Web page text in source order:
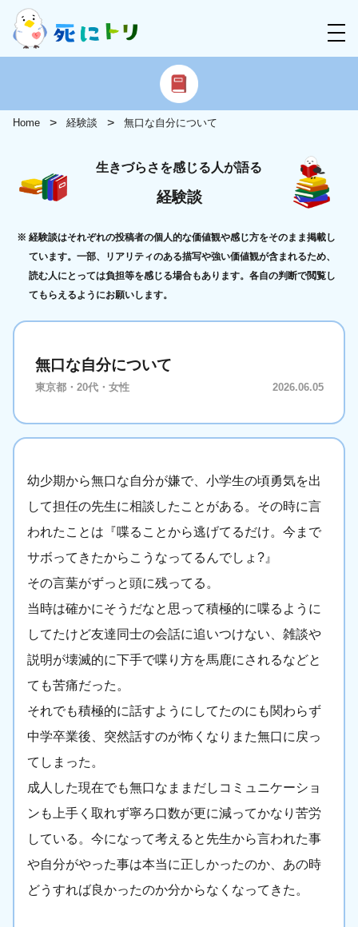
Home 経験談 無口な自分について
生きづらさを感じる人が語る
経験談
経験談はそれぞれの投稿者の個人的な価値観や感じ方をそのまま掲載し
ています。一部、リアリティのある描写や強い価値観が含まれるため、
読む人にとっては負担等を感じる場合もあります。各自の判断で閲覧し
てもらえるようにお願いします。
無口な自分について
東京都・20代・女性 2026.06.05
幼少期から無口な自分が嫌で、小学生の頃勇気を出
して担任の先生に相談したことがある。その時に言
われたことは『喋ることから逃げてるだけ。今まで
サボってきたからこうなってるんでしょ?』
その言葉がずっと頭に残ってる。
当時は確かにそうだなと思って積極的に喋るように
してたけど友達同士の会話に追いつけない、雑談や
説明が壊滅的に下手で喋り方を馬鹿にされるなどと
ても苦痛だった。
それでも積極的に話すようにしてたのにも関わらず
中学卒業後、突然話すのが怖くなりまた無口に戻っ
てしまった。
成人した現在でも無口なままだしコミュニケーショ
ンも上手く取れず寧ろ口数が更に減ってかなり苦労
している。今になって考えると先生から言われた事
や自分がやった事は本当に正しかったのか、あの時
どうすれば良かったのか分からなくなってきた。